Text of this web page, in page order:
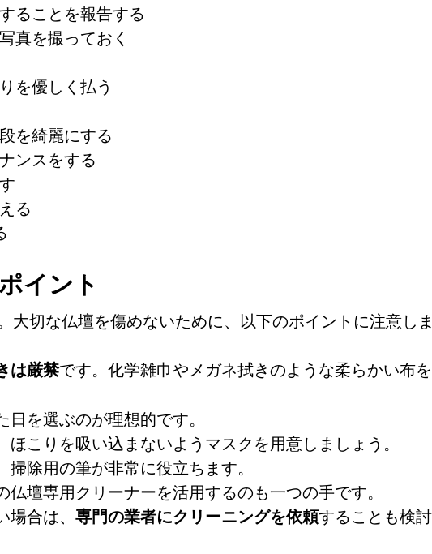
ることを報告する
真を撮っておく
を優しく払う
を綺麗にする
ンスをする
る
イント
切な仏壇を傷めないために、以下のポイントに注意しま
は厳禁です。化学雑巾やメガネ拭きのような柔らかい布
を選ぶのが理想的です。
こりを吸い込まないようマスクを用意しましょう。
除用の筆が非常に役立ちます。
壇専用クリーナーを活用するのも一つの手です。
合は、
専門の業者にクリーニングを依頼することも検